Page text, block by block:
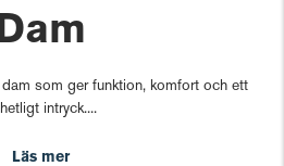
Dam
som ger funktion, komfort och ett
intryck....
Läs mer